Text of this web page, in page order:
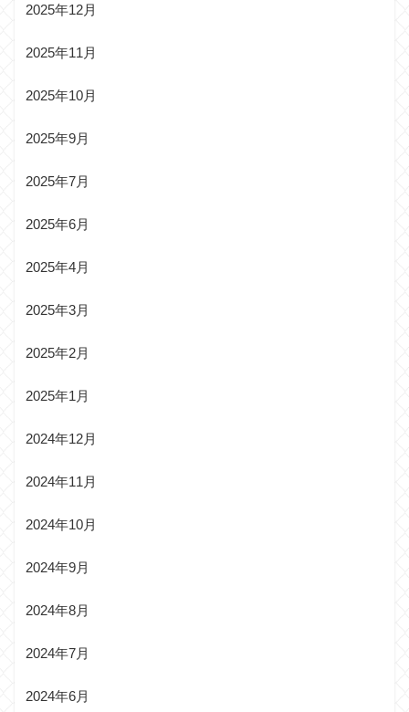
2025年12月
2025年11月
2025年10月
2025年9月
2025年7月
2025年6月
2025年4月
2025年3月
2025年2月
2025年1月
2024年12月
2024年11月
2024年10月
2024年9月
2024年8月
2024年7月
2024年6月